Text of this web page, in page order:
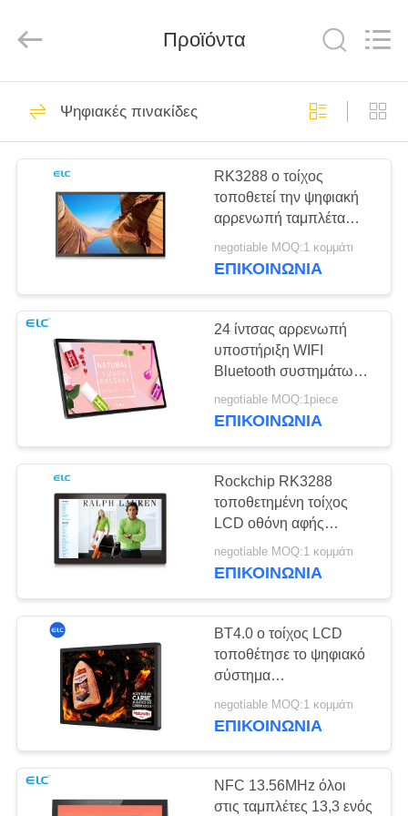
ΣΠΊΤΙ
ΠΡΟΪΌΝΤΑ
ΠΕΡΊΠΟΥ
ΕΜΕΊΣ
ΓΎΡΟΣ
ΕΡΓΟΣΤΑΣΊΩΝ
ΠΟΙΟΤΙΚΌΣ
ΈΛΕΓΧΟΣ
ΜΑΣ
ΕΛΆΤΕ
ΕΠΑΦΉ
ΜΕ
ΖΗΤΉΣΤΕ
ΈΝΑ
ΑΠΌΣΠΑΣΜΑ
SITEMAP
Ltd..
Ψηφιακές πινακίδες
246
Λύσεις οθόνης
εστιατορίων
28
Η έξυπνη
τηλεόραση
Σημειώσεις οθόνης
αφής
Προϊόντα
Ψηφιακές πινακίδες
RK3288 ο τοίχος
τοποθετεί την ψηφιακή
αρρενωπή ταμπλέτα
υποστήριξης σημείου
εισόδου συστημάτων
negotiable MOQ:1 κομμάτι
ΕΠΙΚΟΙΝΩΝΙΑ
24 ίντσας αρρενωπή
υποστήριξη WIFI
Bluetooth συστημάτων
σηματοδότησης
ταμπλετών ψηφιακή με
negotiable MOQ:1piece
ΕΠΙΚΟΙΝΩΝΙΑ
Rockchip RK3288
τοποθετημένη τοίχος
LCD οθόνη αφής
επιτροπής χωρητική
αρρενωπά 8,1
negotiable MOQ:1 κομμάτι
ΕΠΙΚΟΙΝΩΝΙΑ
BT4.0 ο τοίχος LCD
τοποθέτησε το ψηφιακό
σύστημα
σηματοδότησης 21,5
ίντσα διαφημιστικός τις
negotiable MOQ:1 κομμάτι
ΕΠΙΚΟΙΝΩΝΙΑ
NFC 13.56MHz όλοι
στις ταμπλέτες 13,3 ενός